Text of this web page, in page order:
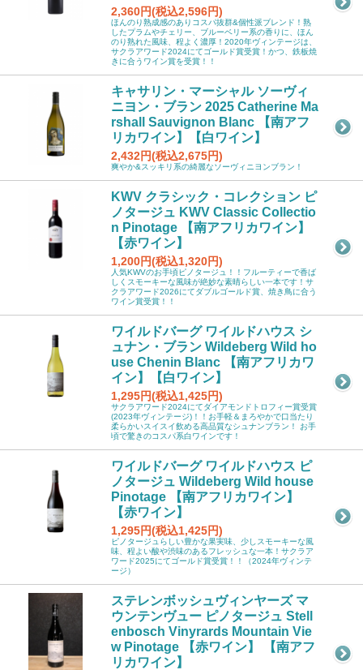
2,360円(税込2,596円)
ほんのり熟成感のありコスパ抜群&個性派ブレンド！熟
したプラムやチェリー、ブルーベリー系の香りに、ほん
のり熟れた風味、程よく濃厚！2020年ヴィンテージは、
サクラアワード2024にてゴールド賞受賞！かつ、鉄板焼
きに合うワイン賞を受賞！！
キャサリン・マーシャル ソーヴィ
ニヨン・ブラン 2025 Catherine Ma
rshall Sauvignon Blanc 【南アフ
リカワイン】【白ワイン】
2,432円(税込2,675円)
爽やか&スッキリ系の綺麗なソーヴィニヨンブラン！
KWV クラシック・コレクション ピ
ノタージュ KWV Classic Collectio
n Pinotage 【南アフリカワイン】
【赤ワイン】
1,200円(税込1,320円)
人気KWVのお手頃ピノタージュ！！フルーティーで香ば
しくスモーキーな風味が絶妙な素晴らしい一本です！サ
クラアワード2026にてダブルゴールド賞、焼き鳥に合う
ワイン賞受賞！！
ワイルドバーグ ワイルドハウス シ
ュナン・ブラン Wildeberg Wild ho
use Chenin Blanc 【南アフリカワ
イン】【白ワイン】
1,295円(税込1,425円)
サクラアワード2024にてダイアモンドトロフィー賞受賞
(2023年ヴィンテージ)！！お手軽＆まろやかで口当たり
柔らかいスイスイ飲める高品質なシュナンブラン！ お手
頃で驚きのコスパ系白ワインです！
ワイルドバーグ ワイルドハウス ピ
ノタージュ Wildeberg Wild house
Pinotage 【南アフリカワイン】
【赤ワイン】
1,295円(税込1,425円)
ピノタージュらしい豊かな果実味、少しスモーキーな風
味、程よい酸や渋味のあるフレッシュな一本！サクラア
ワード2025にてゴールド賞受賞！！（2024年ヴィンテ
ージ）
ステレンボッシュヴィンヤーズ マ
ウンテンヴュー ピノタージュ Stell
enbosch Vinyrards Mountain Vie
w Pinotage 【赤ワイン】 【南アフ
リカワイン】